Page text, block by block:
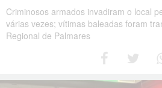
Criminosos armados invadiram o local
várias vezes; vítimas baleadas foram
Regional de Palmares